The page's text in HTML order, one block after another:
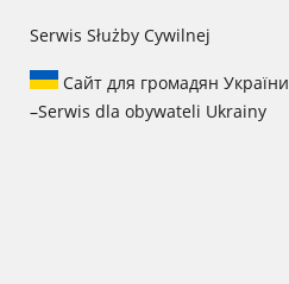
Serwis Służby Cywilnej
Сайт для громадян України
–Serwis dla obywateli Ukrainy